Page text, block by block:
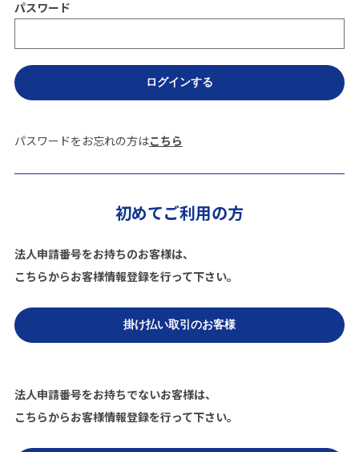
パスワード
パスワードをお忘れの方はこちら
初めてご利用の方
法人申請番号をお持ちのお客様は、
こちらからお客様情報登録を行って下さい。
法人申請番号をお持ちでないお客様は、
こちらからお客様情報登録を行って下さい。